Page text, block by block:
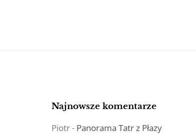
Najnowsze komentarze
Piotr- Panorama Tatr z Płazy